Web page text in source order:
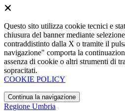
Questo sito utilizza cookie tecnici e
chiusura del banner mediante
contraddistinto dalla X o tramite il
navigazione" comporta la
assenza di cookie o altri strumenti di
sopracitati.
COOKIE POLICY
Continua la navigazione
Regione Umbria